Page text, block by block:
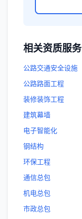
相关资质服务
公路交通安全设施
公路路面工程
装修装饰工程
建筑幕墙
电子智能化
钢结构
环保工程
通信总包
机电总包
市政总包